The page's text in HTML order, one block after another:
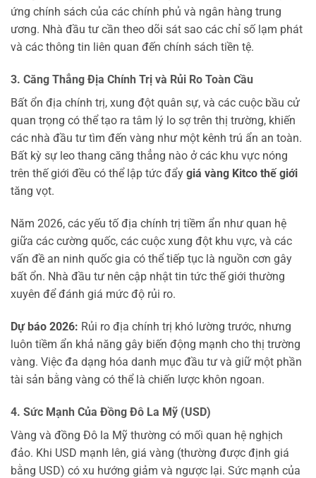
ứng chính sách của các chính phủ và ngân hàng trung
ương. Nhà đầu tư cần theo dõi sát sao các chỉ số lạm phát
và các thông tin liên quan đến chính sách tiền tệ.
3. Căng Thẳng Địa Chính Trị và Rủi Ro Toàn Cầu
Bất ổn địa chính trị, xung đột quân sự, và các cuộc bầu cử
quan trọng có thể tạo ra tâm lý lo sợ trên thị trường, khiến
các nhà đầu tư tìm đến vàng như một kênh trú ẩn an toàn.
Bất kỳ sự leo thang căng thẳng nào ở các khu vực nóng
trên thế giới đều có thể lập tức đẩy giá vàng Kitco thế giới
tăng vọt.
Năm 2026, các yếu tố địa chính trị tiềm ẩn như quan hệ
giữa các cường quốc, các cuộc xung đột khu vực, và các
vấn đề an ninh quốc gia có thể tiếp tục là nguồn cơn gây
bất ổn. Nhà đầu tư nên cập nhật tin tức thế giới thường
xuyên để đánh giá mức độ rủi ro.
Dự báo 2026: Rủi ro địa chính trị khó lường trước, nhưng
luôn tiềm ẩn khả năng gây biến động mạnh cho thị trường
vàng. Việc đa dạng hóa danh mục đầu tư và giữ một phần
tài sản bằng vàng có thể là chiến lược khôn ngoan.
4. Sức Mạnh Của Đồng Đô La Mỹ (USD)
Vàng và đồng Đô la Mỹ thường có mối quan hệ nghịch
đảo. Khi USD mạnh lên, giá vàng (thường được định giá
bằng USD) có xu hướng giảm và ngược lại. Sức mạnh của